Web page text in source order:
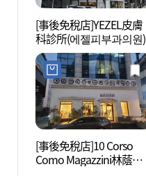
[事後免稅店]YEZEL皮膚
科診所(에젤피부과의원)
[事後免稅店]10 Corso
Como Magazzini林蔭道